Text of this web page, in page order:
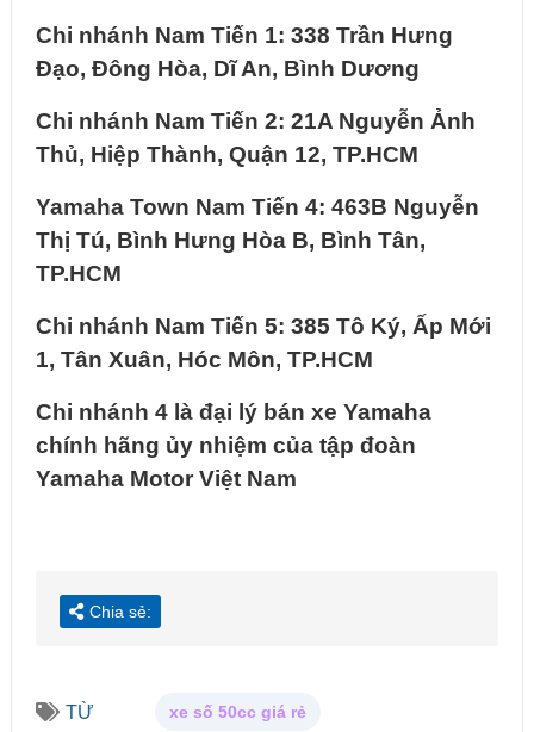
Chi nhánh Nam Tiến 1: 338 Trần Hưng
Đạo, Đông Hòa, Dĩ An, Bình Dương
Chi nhánh Nam Tiến 2: 21A Nguyễn Ảnh
Thủ, Hiệp Thành, Quận 12, TP.HCM
Yamaha Town Nam Tiến 4: 463B Nguyễn
Thị Tú, Bình Hưng Hòa B, Bình Tân,
TP.HCM
Chi nhánh Nam Tiến 5: 385 Tô Ký, Ấp Mới
1, Tân Xuân, Hóc Môn, TP.HCM
Chi nhánh 4 là đại lý bán xe Yamaha
chính hãng ủy nhiệm của tập đoàn
Yamaha Motor Việt Nam
Chia sẻ:
TỪ
xe số 50cc giá rẻ